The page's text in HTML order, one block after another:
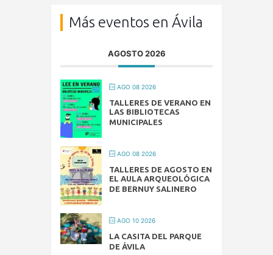
Más eventos en Ávila
AGOSTO 2026
AGO 08 2026
TALLERES DE VERANO EN
LAS BIBLIOTECAS
MUNICIPALES
AGO 08 2026
TALLERES DE AGOSTO EN
EL AULA ARQUEOLÓGICA
DE BERNUY SALINERO
AGO 10 2026
LA CASITA DEL PARQUE
DE ÁVILA